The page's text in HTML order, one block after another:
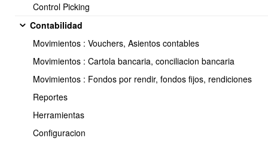
Control Picking
Contabilidad
Movimientos : Vouchers, Asientos contables
Movimientos : Cartola bancaria, conciliacion bancaria
Movimientos : Fondos por rendir, fondos fijos, rendiciones
Reportes
Herramientas
Configuracion